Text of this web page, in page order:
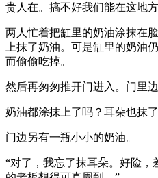
贵人在。搞不好我们能在这地
两人忙着把缸里的奶油涂抹在
上抹了奶油。可是缸里的奶油
而偷偷吃掉。
然后再匆匆推开门进入。门里边
奶油都涂抹上了吗？耳朵也抹
门边另有一瓶小小的奶油。
“对了，我忘了抹耳朵。好险，